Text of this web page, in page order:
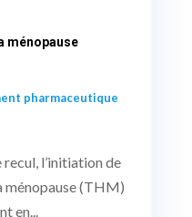
ménopause
pharmaceutique
recul, l’initiation de
ménopause (THM)
en...